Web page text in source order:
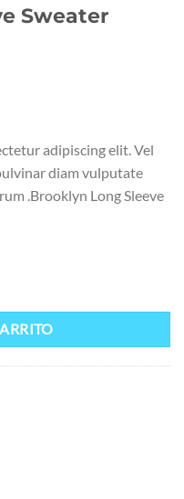
Sweater
adipiscing elit. Vel
diam vulputate
.Brooklyn Long Sleeve